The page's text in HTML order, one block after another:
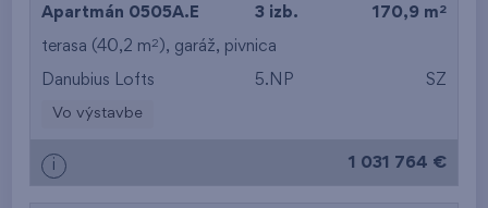
Apartmán 0505A.E 3 izb. 170,9 m 2
terasa (40,2 m2 ), garáž, pivnica
Danubius Lofts 5.NP SZ
Vo výstavbe
i 1 031 764 €